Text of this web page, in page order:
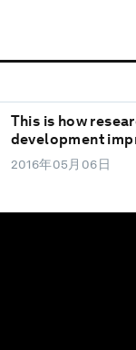
This is how
development
2016年05月06日